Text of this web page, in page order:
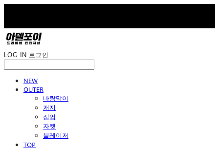
LOG IN 로그인
NEW
OUTER
바람막이
저지
집업
자켓
블레이저
TOP